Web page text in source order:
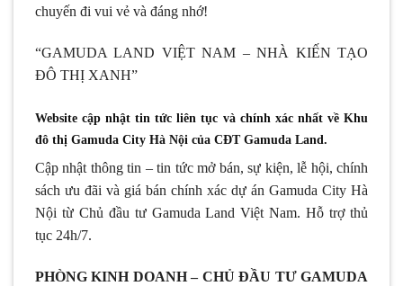
chuyến đi vui vẻ và đáng nhớ!
“GAMUDA LAND VIỆT NAM – NHÀ KIẾN TẠO
ĐÔ THỊ XANH”
Website cập nhật tin tức liên tục và chính xác nhất về Khu
đô thị Gamuda City Hà Nội của CĐT Gamuda Land.
Cập nhật thông tin – tin tức mở bán, sự kiện, lễ hội, chính
sách ưu đãi và giá bán chính xác dự án Gamuda City Hà
Nội từ Chủ đầu tư Gamuda Land Việt Nam. Hỗ trợ thủ
tục 24h/7.
PHÒNG KINH DOANH – CHỦ ĐẦU TƯ GAMUDA